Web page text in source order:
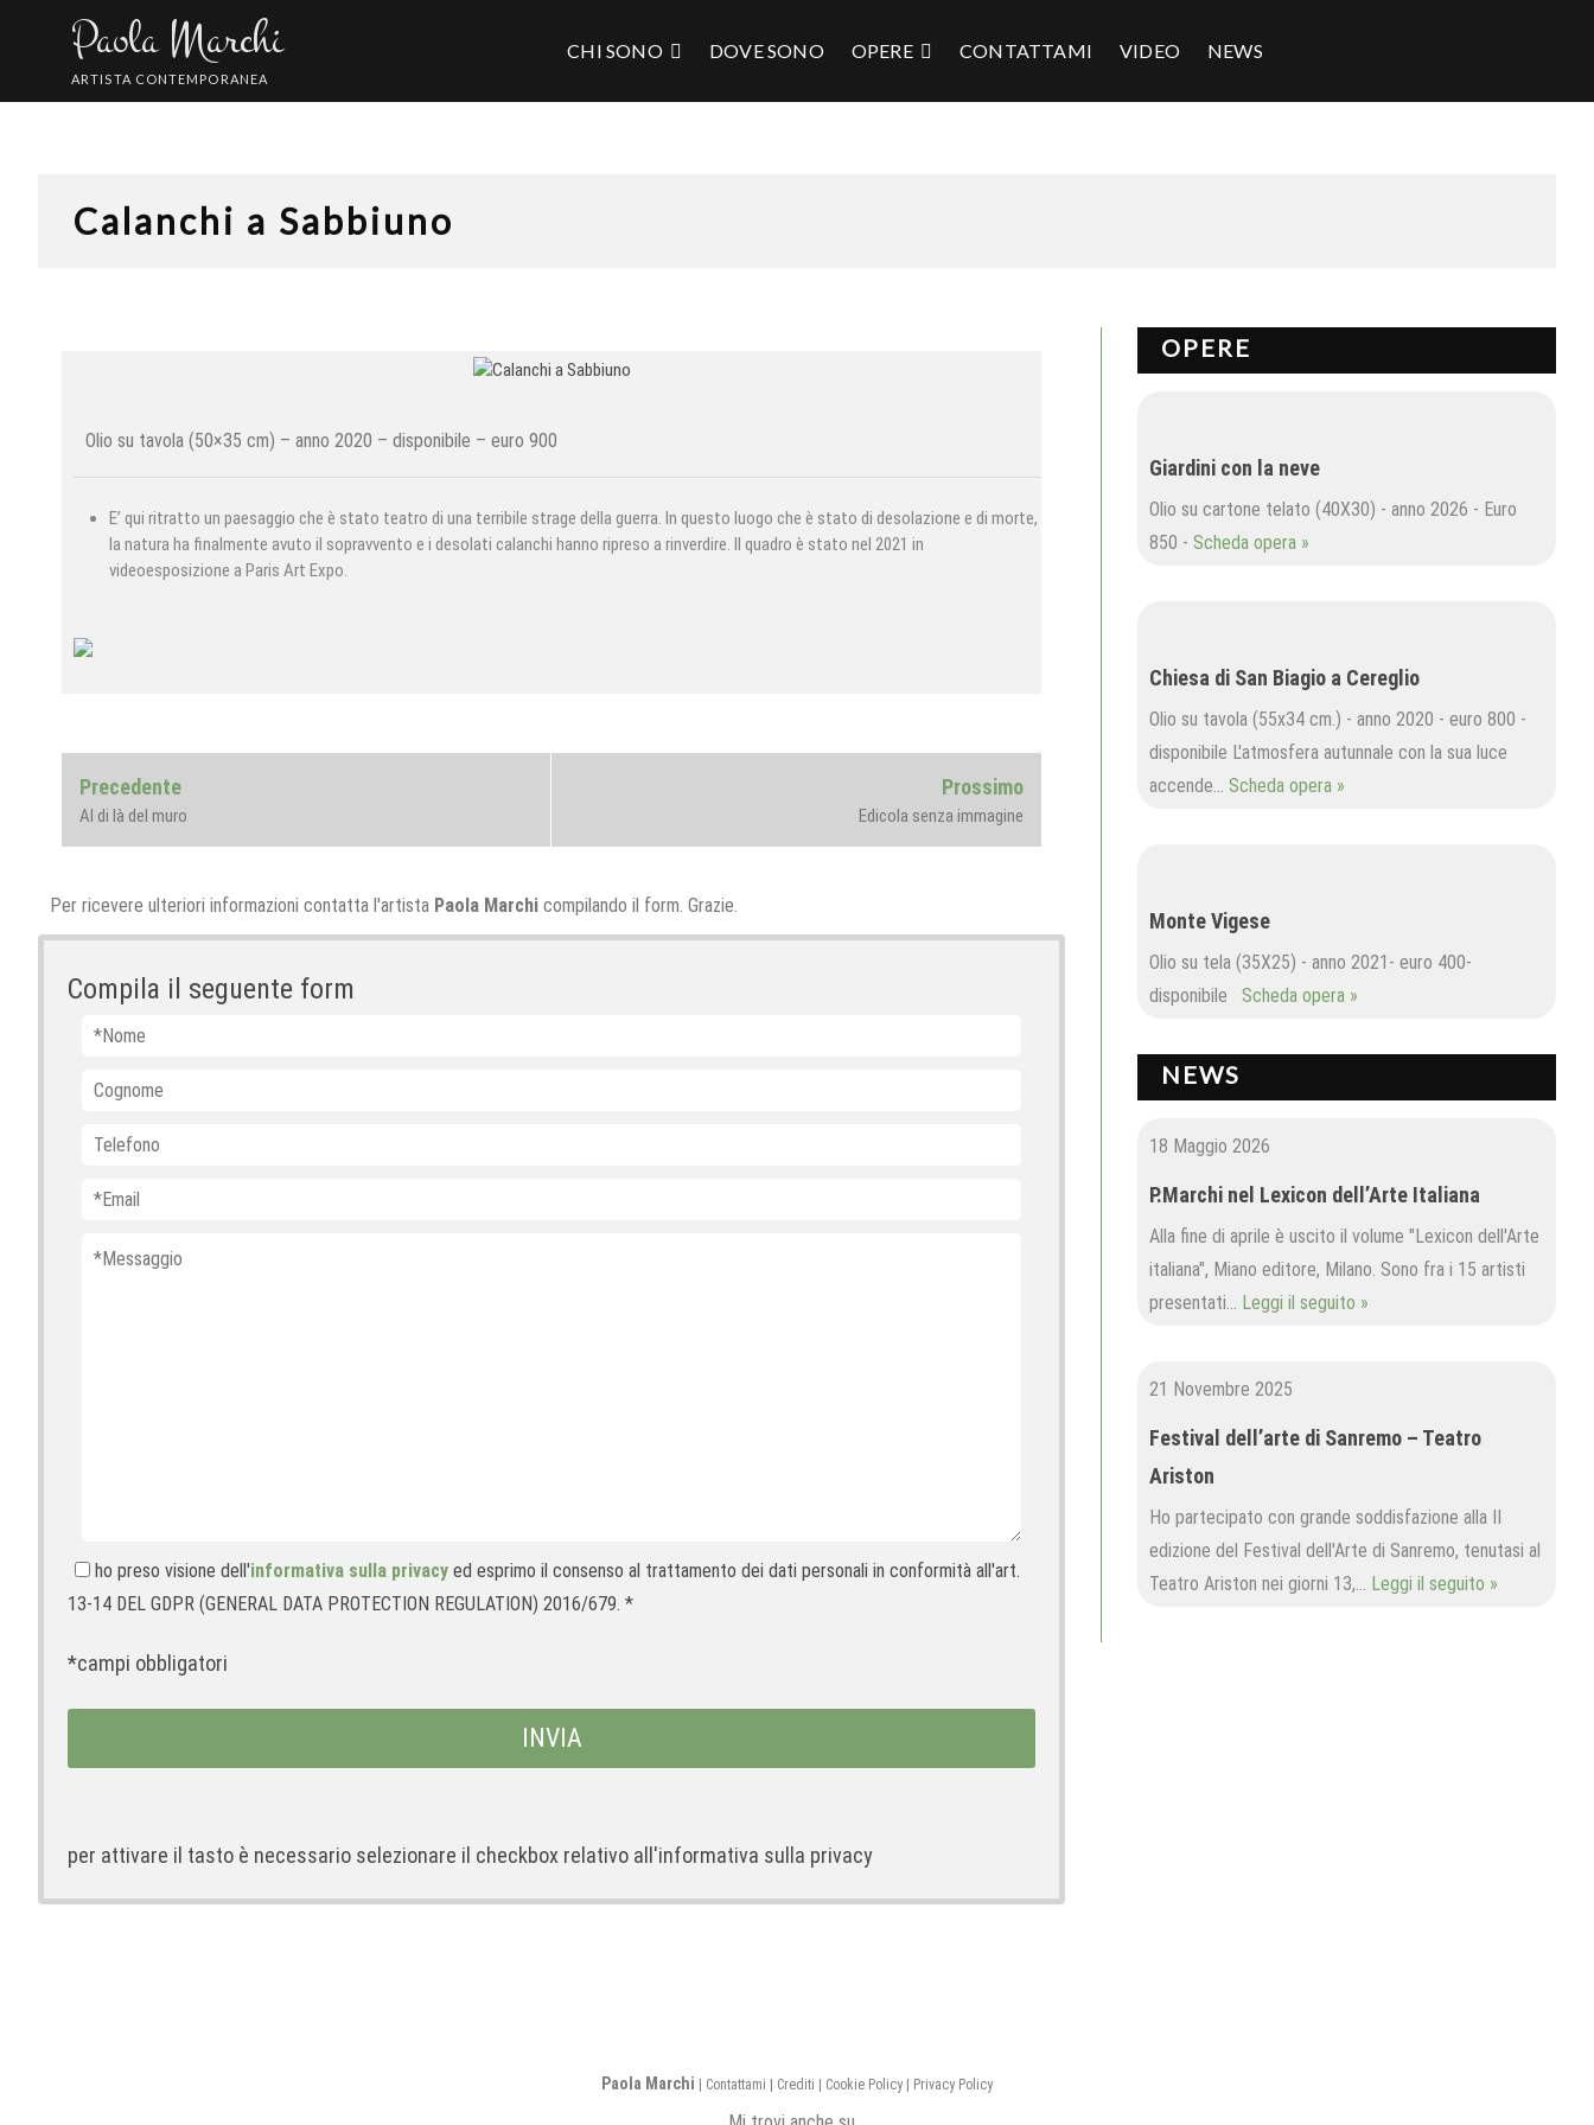
Paola Marchi
ARTISTA CONTEMPORANEA
CHI SONO DOVE SONO OPERE CONTATTAMI VIDEO NEWS
Calanchi a Sabbiuno
Olio su tavola (50×35 cm) – anno 2020 – disponibile – euro 900
E’ qui ritratto un paesaggio che è stato teatro di una terribile strage della guerra. In questo luogo che è stato di desolazione e di morte,
la natura ha finalmente avuto il sopravvento e i desolati calanchi hanno ripreso a rinverdire. Il quadro è stato nel 2021 in
videoesposizione a Paris Art Expo.
Navigazione
articoli
PrecedentePrevious
post:
Al di là del muro
ProssimoNext
Edicola senza immagine
Per ricevere ulteriori informazioni contatta l'artista Paola Marchi compilando il form. Grazie.
Compila il seguente form
ho preso visione dell'informativa sulla privacy ed esprimo il consenso al trattamento dei dati personali in conformità all'art.
13-14 DEL GDPR (GENERAL DATA PROTECTION REGULATION) 2016/679. *
*campi obbligatori
per attivare il tasto è necessario selezionare il checkbox relativo all'informativa sulla privacy
OPERE
Giardini con la neve
Olio su cartone telato (40X30) - anno 2026 - Euro
850 - Scheda opera »
Chiesa di San Biagio a Cereglio
Olio su tavola (55x34 cm.) - anno 2020 - euro 800 -
disponibile L'atmosfera autunnale con la sua luce
accende… Scheda opera »
Monte Vigese
Olio su tela (35X25) - anno 2021- euro 400-
disponibile Scheda opera »
NEWS
18 Maggio 2026
P.Marchi nel Lexicon dell’Arte Italiana
Alla fine di aprile è uscito il volume "Lexicon dell'Arte
italiana", Miano editore, Milano. Sono fra i 15 artisti
presentati… Leggi il seguito »
21 Novembre 2025
Festival dell’arte di Sanremo – Teatro
Ariston
Ho partecipato con grande soddisfazione alla II
edizione del Festival dell'Arte di Sanremo, tenutasi al
Teatro Ariston nei giorni 13,… Leggi il seguito »
Paola Marchi | Contattami | Crediti | Cookie Policy | Privacy Policy